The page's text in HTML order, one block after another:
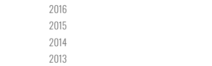
2016
2015
2014
2013